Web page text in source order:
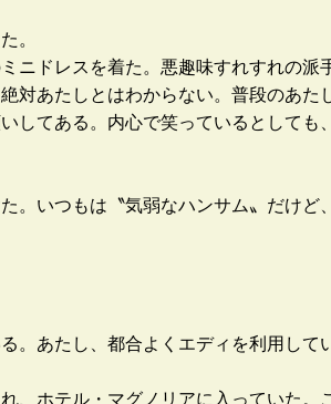
。
ドレスを着た。悪趣味すれすれの派
あたしとはわからない。普段のあた
てある。内心で笑っているとして
いつもは〝気弱なハンサム〟だけど
あたし、都合よくエディを利用して
ホテル・マグノリアに入っていた。